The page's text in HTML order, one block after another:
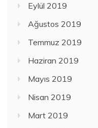
Eylül 2019
Ağustos 2019
Temmuz 2019
Haziran 2019
Mayıs 2019
Nisan 2019
Mart 2019